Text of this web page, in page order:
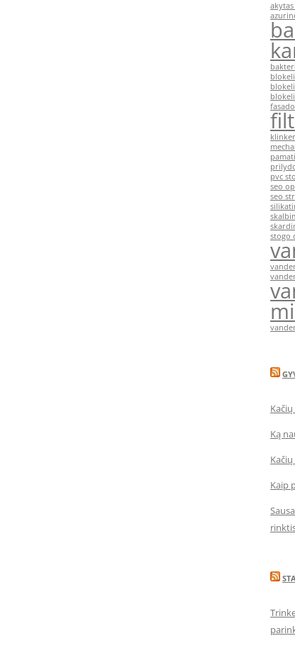
pvc
seo
seo
stogo
Ką
Kaip